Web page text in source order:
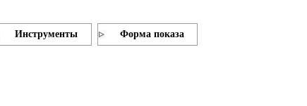
Инструменты Форма показа